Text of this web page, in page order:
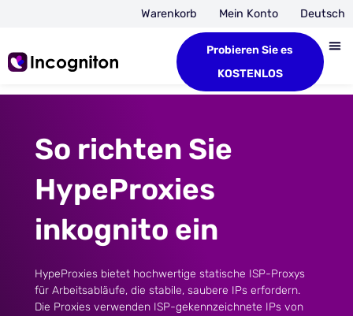
Warenkorb Mein Konto Deutsch
Probieren Sie es
KOSTENLOS
So richten Sie
HypeProxies
inkognito ein
HypeProxies bietet hochwertige statische ISP-Proxys
für Arbeitsabläufe, die stabile, saubere IPs erfordern.
Die Proxies verwenden ISP-gekennzeichnete IPs von